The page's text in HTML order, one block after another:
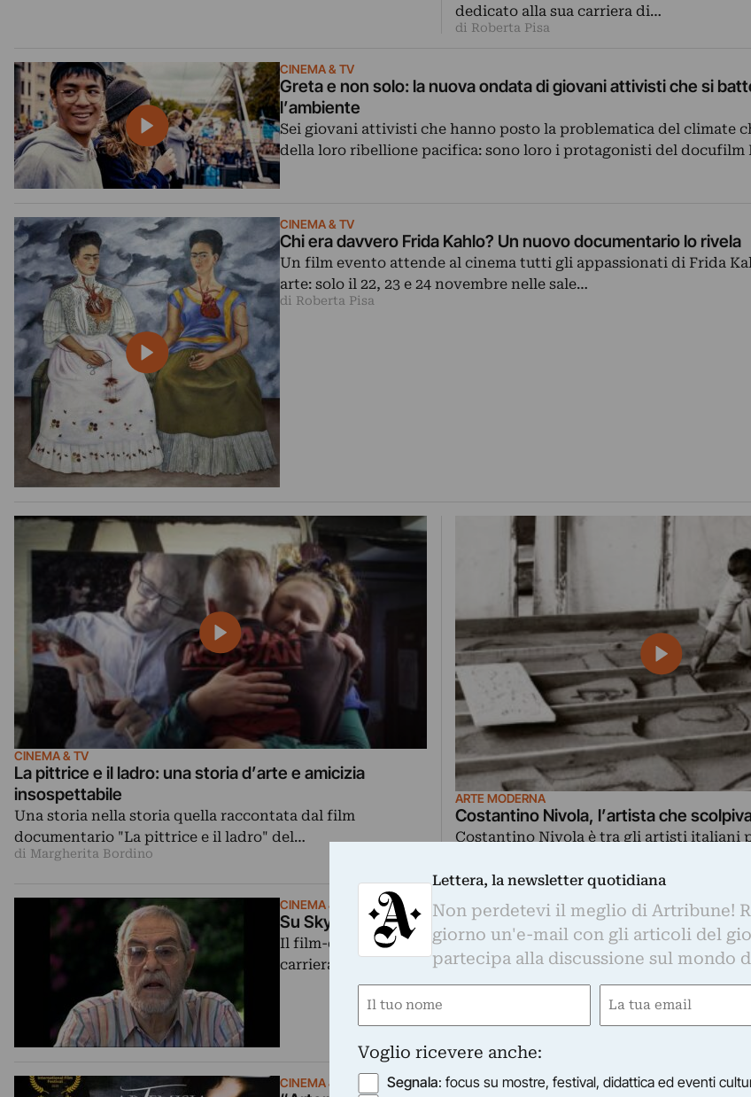
dedicato alla sua carriera di…
di Roberta Pisa
CINEMA & TV
Greta e non solo: la nuova ondata di giovani attivisti che si
l’ambiente
Sei giovani attivisti che hanno posto la problematica del climate
della loro ribellione pacifica: sono loro i protagonisti del docufilm
CINEMA & TV
Chi era davvero Frida Kahlo? Un nuovo documentario lo rivela
Un film evento attende al cinema tutti gli appassionati di Frida
arte: solo il 22, 23 e 24 novembre nelle sale…
di Roberta Pisa
CINEMA & TV
La pittrice e il ladro: una storia d’arte e amicizia
insospettabile
Una storia nella storia quella raccontata dal film
documentario "La pittrice e il ladro" del…
di Margherita Bordino
ARTE MODERNA
Costantino Nivola, l’artista che
Costantino Nivola è tra gli artisti italiani
CINEMA & TV
Su Sky Arte: la storia di Nino Manfredi a 100 anni dalla nascita
Il film-documentario in onda su Sky Arte lunedì 22 marzo
carriera cinematografica di Nino Manfredi, dando voce ad amici,
CINEMA & TV
Lettera, la newsletter quotidiana
Non perdetevi il meglio di Artribune!
giorno un'e-mail con gli articoli del
partecipa alla discussione sul mondo
Nome
Email
Voglio ricevere anche:
Segnala: focus su mostre, festival, didattica ed eventi